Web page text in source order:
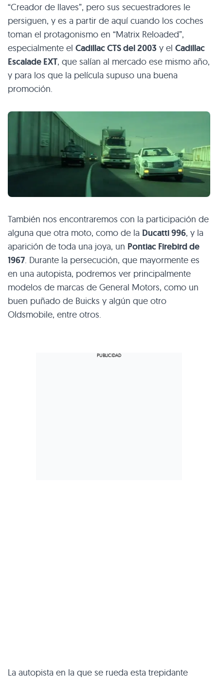
“Creador de llaves”, pero sus secuestradores le
persiguen, y es a partir de aquí cuando los coches
toman el protagonismo en “Matrix Reloaded”,
especialmente el CadillacCTSdel 2003 y el Cadillac
Escalade EXT, que salían al mercado ese mismo año,
y para los que la película supuso una buena
promoción.
También nos encontraremos con la participación de
alguna que otra moto, como de la Ducatti 996, y la
aparición de toda una joya, un Pontiac Firebird de
1967. Durante la persecución, que mayormente es
en una autopista, podremos ver principalmente
modelos de marcas de General Motors, como un
buen puñado de Buicks y algún que otro
Oldsmobile, entre otros.
La autopista en la que se rueda esta trepidante